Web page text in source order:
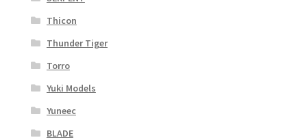
Thicon
Thunder Tiger
Torro
Yuki Models
Yuneec
BLADE